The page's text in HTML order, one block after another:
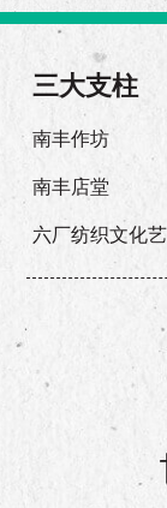
三大支柱
南丰作坊
南丰店堂
六厂纺织文化